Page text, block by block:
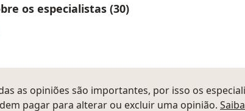
os especialistas (30)
as opiniões são importantes, por isso os
pagar para alterar ou excluir uma opinião.